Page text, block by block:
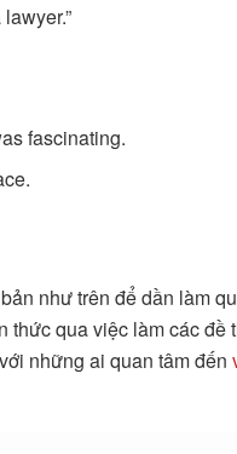
fascinating.
như trên để dần làm
thức qua việc làm các
những ai quan tâm đến